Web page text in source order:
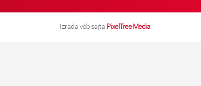
Izrada veb sajta PixelTree Media